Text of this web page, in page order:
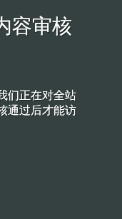
容审核
们正在对全站
通过后才能访
容审核
们正在对全站
通过后才能访